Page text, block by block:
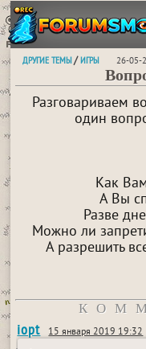
ДРУГИЕ ТЕМЫ/ИГРЫ 26-05-
Разговариваем
один
Как
А Вы
Разве
Можно ли
А разрешить
iopt 15 января 2019 19:32